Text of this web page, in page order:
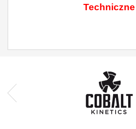
Techniczne